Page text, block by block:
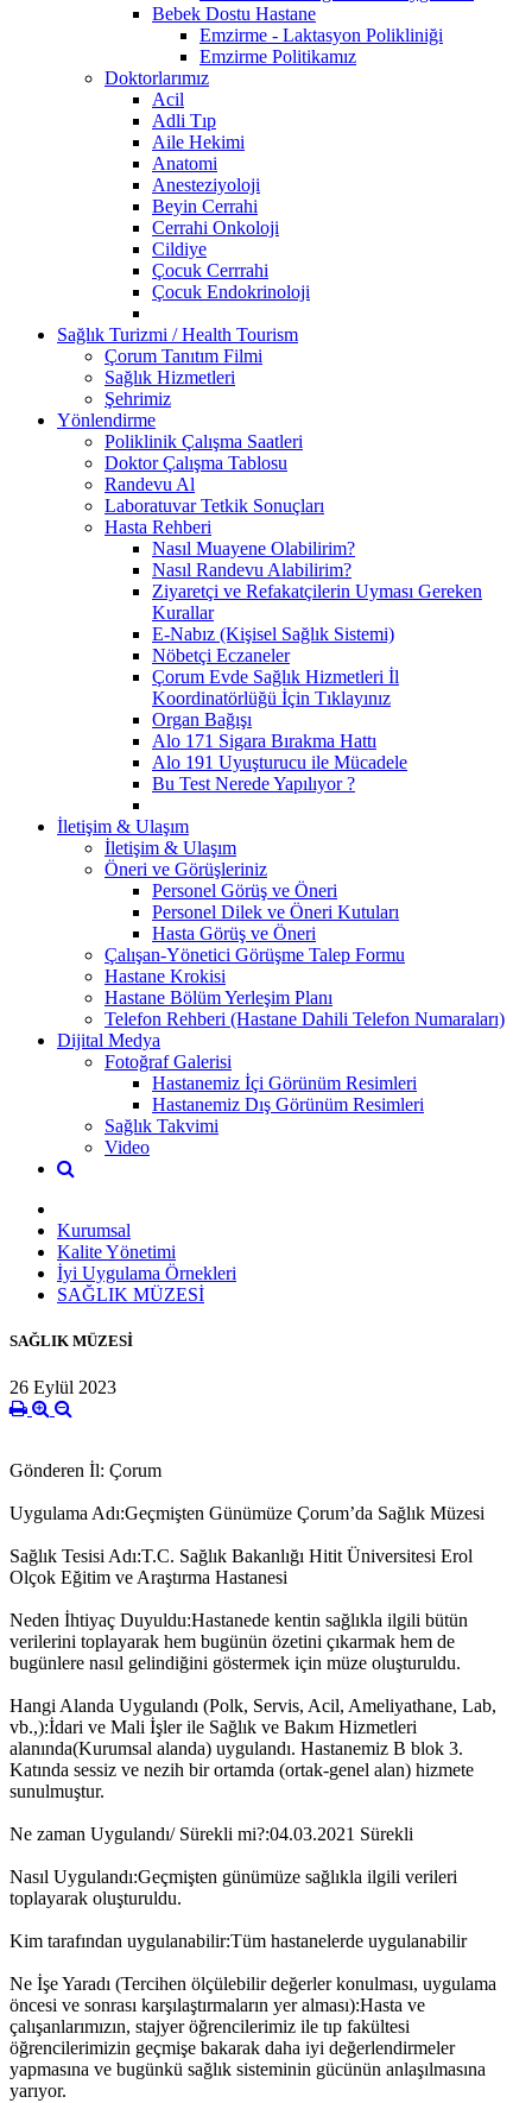
Bebek Dostu Hastane
Emzirme - Laktasyon Polikliniği
Emzirme Politikamız
Doktorlarımız
Acil
Adli Tıp
Aile Hekimi
Anatomi
Anesteziyoloji
Beyin Cerrahi
Cerrahi Onkoloji
Cildiye
Çocuk Cerrrahi
Çocuk Endokrinoloji
Sağlık Turizmi / Health Tourism
Çorum Tanıtım Filmi
Sağlık Hizmetleri
Şehrimiz
Yönlendirme
Poliklinik Çalışma Saatleri
Doktor Çalışma Tablosu
Randevu Al
Laboratuvar Tetkik Sonuçları
Hasta Rehberi
Nasıl Muayene Olabilirim?
Nasıl Randevu Alabilirim?
Ziyaretçi ve Refakatçilerin Uyması Gereken
Kurallar
E-Nabız (Kişisel Sağlık Sistemi)
Nöbetçi Eczaneler
Çorum Evde Sağlık Hizmetleri İl
Koordinatörlüğü İçin Tıklayınız
Organ Bağışı
Alo 171 Sigara Bırakma Hattı
Alo 191 Uyuşturucu ile Mücadele
Bu Test Nerede Yapılıyor ?
İletişim & Ulaşım
İletişim & Ulaşım
Öneri ve Görüşleriniz
Personel Görüş ve Öneri
Personel Dilek ve Öneri Kutuları
Hasta Görüş ve Öneri
Çalışan-Yönetici Görüşme Talep Formu
Hastane Krokisi
Hastane Bölüm Yerleşim Planı
Telefon Rehberi (Hastane Dahili Telefon Numaraları)
Dijital Medya
Fotoğraf Galerisi
Hastanemiz İçi Görünüm Resimleri
Hastanemiz Dış Görünüm Resimleri
Sağlık Takvimi
Video
Kurumsal
Kalite Yönetimi
İyi Uygulama Örnekleri
SAĞLIK MÜZESİ
SAĞLIK MÜZESİ
26 Eylül 2023
Gönderen İl: Çorum
Uygulama Adı:Geçmişten Günümüze Çorum’da Sağlık Müzesi
Sağlık Tesisi Adı:T.C. Sağlık Bakanlığı Hitit Üniversitesi Erol
Olçok Eğitim ve Araştırma Hastanesi
Neden İhtiyaç Duyuldu:Hastanede kentin sağlıkla ilgili bütün
verilerini toplayarak hem bugünün özetini çıkarmak hem de
bugünlere nasıl gelindiğini göstermek için müze oluşturuldu.
Hangi Alanda Uygulandı (Polk, Servis, Acil, Ameliyathane, Lab,
vb.,):İdari ve Mali İşler ile Sağlık ve Bakım Hizmetleri
alanında(Kurumsal alanda) uygulandı. Hastanemiz B blok 3.
Katında sessiz ve nezih bir ortamda (ortak-genel alan) hizmete
sunulmuştur.
Ne zaman Uygulandı/ Sürekli mi?:04.03.2021 Sürekli
Nasıl Uygulandı:Geçmişten günümüze sağlıkla ilgili verileri
toplayarak oluşturuldu.
Kim tarafından uygulanabilir:Tüm hastanelerde uygulanabilir
Ne İşe Yaradı (Tercihen ölçülebilir değerler konulması, uygulama
öncesi ve sonrası karşılaştırmaların yer alması):Hasta ve
çalışanlarımızın, stajyer öğrencilerimiz ile tıp fakültesi
öğrencilerimizin geçmişe bakarak daha iyi değerlendirmeler
yapmasına ve bugünkü sağlık sisteminin gücünün anlaşılmasına
yarıyor.